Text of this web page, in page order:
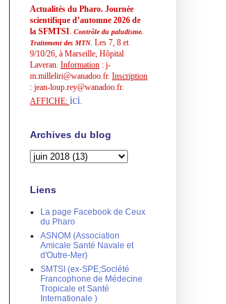
Actualités du Pharo. Journée
scientifique d’automne 2026 de
la SFMTSI Contrôle du paludisme.
Traitement des MTN. Les 7, 8 et
9/10/26, à Marseille, Hôpital
Laveran. Information : j-
m.milleliri@wanadoo.fr. Inscription
: jean-loup.rey@wanadoo.fr.
AFFICHE: ici
Archives du blog
Liens
La page Facebook de Ceux
du Pharo
ASNOM (Association
Amicale Santé Navale et
d'Outre-Mer)
SMTSI (ex-SPE;Société
Francophone de Médecine
Tropicale et Santé
Internationale )